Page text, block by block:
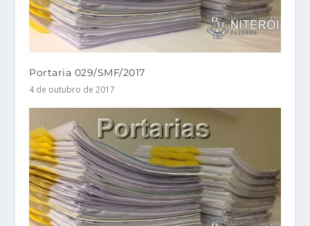
Portaria 029/SMF/2017
4 de outubro de 2017